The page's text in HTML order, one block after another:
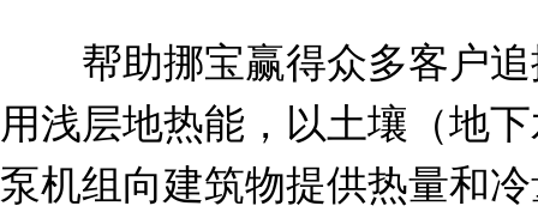
帮助挪宝赢得众多客户追
用浅层地热能，以土壤（地
泵机组向建筑物提供热量和